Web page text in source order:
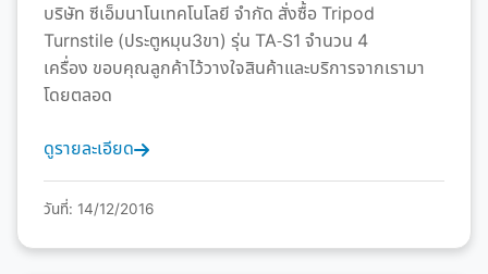
บริษัท ซีเอ็มนาโนเทคโนโลยี จำกัด สั่งซื้อ Tripod
Turnstile (ประตูหมุน3ขา) รุ่น TA-S1 จำนวน 4
เครื่อง ขอบคุณลูกค้าไว้วางใจสินค้าและบริการจากเรามา
โดยตลอด
ดูรายละเอียด
วันที่: 14/12/2016